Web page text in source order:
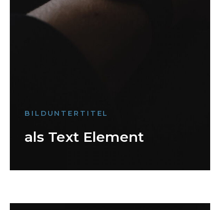
BILDUNTERTITEL
als Text Element